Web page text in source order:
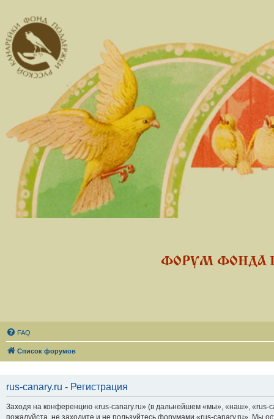
ФОРУМ ФОНДА
FAQ
Список форумов
rus-canary.ru - Регистрация
Заходя на конференцию «rus-canary.ru» (в дальнейшем «мы», «наш», «rus-
пожалуйста, не заходите и не пользуйтесь форумами «rus-canary.ru». Мы